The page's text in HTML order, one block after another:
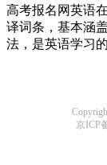
高考报名网英语
译词条，基本涵
法，是英语学习
京ICP